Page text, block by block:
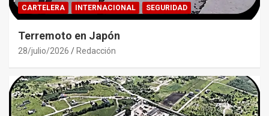
CARTELERA INTERNACIONAL SEGURIDAD
Terremoto en Japón
28/julio/2026 Redacción